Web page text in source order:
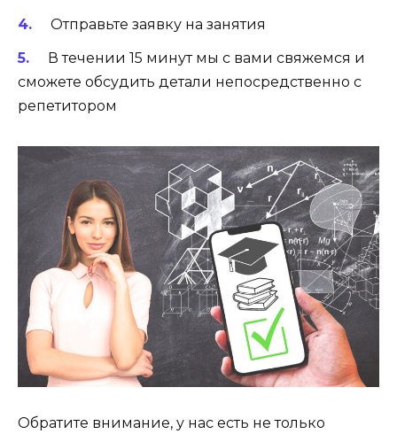
Отправьте заявку на занятия
В течении 15 минут мы с вами свяжемся и
сможете обсудить детали непосредственно с
репетитором
Обратите внимание, у нас есть не только